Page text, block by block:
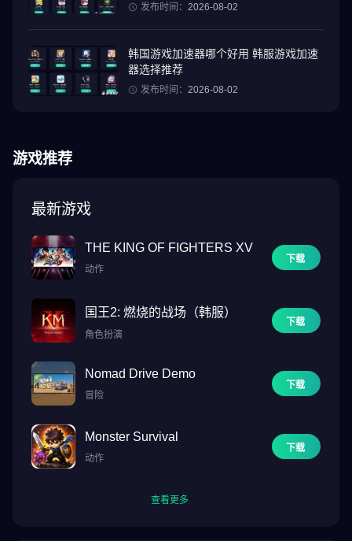
原创歌曲也陆续登场！
◆演员阵容◆
日野聪/近藤崇/中岛芳树/斋贺光希
冈本信彦 / 小林佑介 / 竹内亮太 / 田丸敦
葛西健吾 / 秋谷圭人 / 田所日向 / 井出拓哉
河原芳久/橘慎之介/八城卓等...
◆参演歌手◆
藤田丽/小林太郎/Kradness/Ajikko
齐藤智树（学术香蕉）/电击枪
松本明人（真空空心）
索菲亚松冈充/太田正宏等…
◆官方信息◆
[官方网站] https://blackstar-ts.jp/
[官方X] https://x.com/Blackstar_ts
[官方Youtube频道]
https://www.youtube.com/channel/UCWNS6omSg8MmQ_fgmlJ510Q
搭载 Android 8.0 或更高版本的智能手机和平板电脑
发布时间： 2026-08-02
韩国游戏加速器哪个好用 韩服游戏加速
器选择推荐
发布时间： 2026-08-02
游戏推荐
最新游戏
THE KING OF FIGHTERS XV
动作
下载
国王2: 燃烧的战场（韩服）
角色扮演
下载
Nomad Drive Demo
冒险
下载
Monster Survival
动作
下载
查看更多